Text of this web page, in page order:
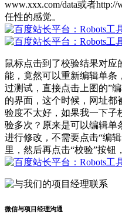
www.xxx.com/data或者
任性的感觉。
鼠标点击到了校验结果对应
能，竟然可以重新编辑单条
过测试，直接点击上图的”
的界面，这个时候，网址都
验度不太好，如果我一下子
验多次？原来是可以编辑单
进行修改，不需要点击“编
里，然后再点击“校验”按钮
微信与项目经理沟通